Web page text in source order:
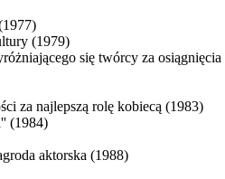
(1979)
się twórcy za
za najlepszą rolę kobiecą (1983)
(1984)
aktorska (1988)